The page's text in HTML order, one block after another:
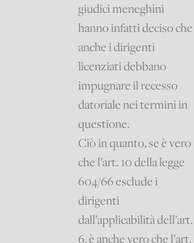
giudici meneghini
hanno infatti deciso che
anche i dirigenti
licenziati debbano
impugnare il recesso
datoriale nei termini in
questione.
Ciò in quanto, se è vero
che l’art. 10 della legge
604/66 esclude i
dirigenti
dall’applicabilità dell’art.
6, è anche vero che l’art.